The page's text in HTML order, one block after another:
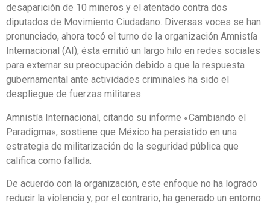
desaparición de 10 mineros y el atentado contra dos
diputados de Movimiento Ciudadano. Diversas voces se han
pronunciado, ahora tocó el turno de la organización Amnistía
Internacional (AI), ésta emitió un largo hilo en redes sociales
para externar su preocupación debido a que la respuesta
gubernamental ante actividades criminales ha sido el
despliegue de fuerzas militares.
Amnistía Internacional, citando su informe «Cambiando el
Paradigma», sostiene que México ha persistido en una
estrategia de militarización de la seguridad pública que
califica como fallida.
De acuerdo con la organización, este enfoque no ha logrado
reducir la violencia y, por el contrario, ha generado un entorno